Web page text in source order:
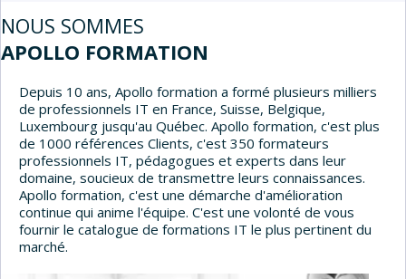
NOUS SOMMES
APOLLO FORMATION
Depuis 10 ans, Apollo formation a formé plusieurs milliers
de professionnels IT en France, Suisse, Belgique,
Luxembourg jusqu'au Québec. Apollo formation, c'est plus
de 1000 références Clients, c'est 350 formateurs
professionnels IT, pédagogues et experts dans leur
domaine, soucieux de transmettre leurs connaissances.
Apollo formation, c'est une démarche d'amélioration
continue qui anime l'équipe. C'est une volonté de vous
fournir le catalogue de formations IT le plus pertinent du
marché.